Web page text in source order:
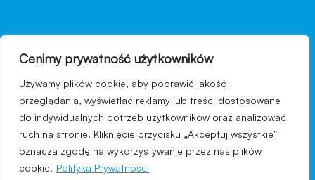
Cenimy prywatność użytkowników
Używamy plików cookie, aby poprawić jakość
przeglądania, wyświetlać reklamy lub treści dostosowane
do indywidualnych potrzeb użytkowników oraz analizować
ruch na stronie. Kliknięcie przycisku „Akceptuj wszystkie”
oznacza zgodę na wykorzystywanie przez nas plików
cookie. Polityka Prywatności
nawigacja
Regulamin strony
Polityka prywatności
Kontakt